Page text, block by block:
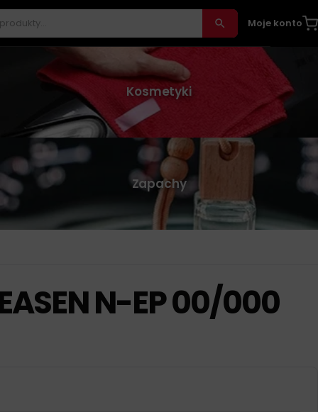
Moje konto
Kosmetyki
Zapachy
N-EP 00/000